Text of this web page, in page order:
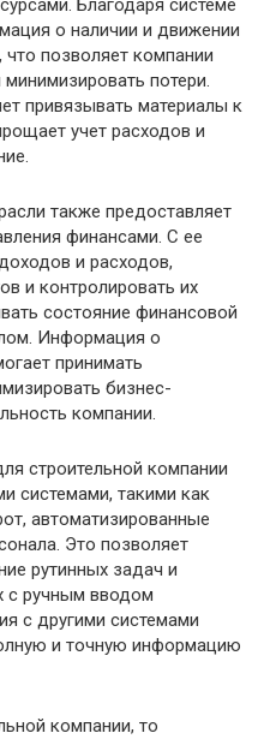
Благодаря системе
о наличии и движении
что позволяет компании
потери.
привязывать материалы к
учет расходов и
также предоставляет
финансами. С ее
и расходов,
и контролировать их
состояние финансовой
Информация о
принимать
бизнес-
компании.
строительной компании
системами, такими как
автоматизированные
Это позволяет
рутинных задач и
с ручным вводом
с другими системами
и точную информацию
компании, то